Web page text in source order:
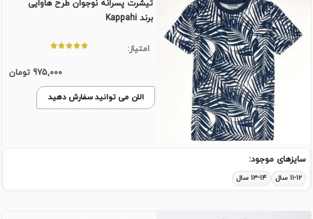
تیشرت پسرانه نوجوان طرح هاوایی
برند Kappahi
امتیاز:
975,000 تومان
الان می توانید سفارش دهید
سایزهای موجود:
۱۱-۱۲ سال ۱۳-۱۴ سال